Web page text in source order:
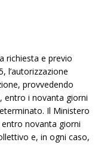
richiesta e previo
l’autorizzazione
provvedendo
entro i novanta giorni
Il Ministero
novanta giorni
e, in ogni caso,